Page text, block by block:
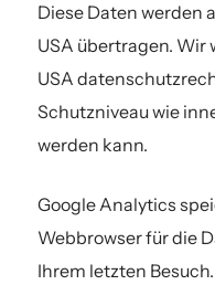
Diese Daten werden
USA übertragen. Wir
USA
Schutzniveau wie
werden kann.
Google Analytics
Webbrowser für die
Ihrem letzten